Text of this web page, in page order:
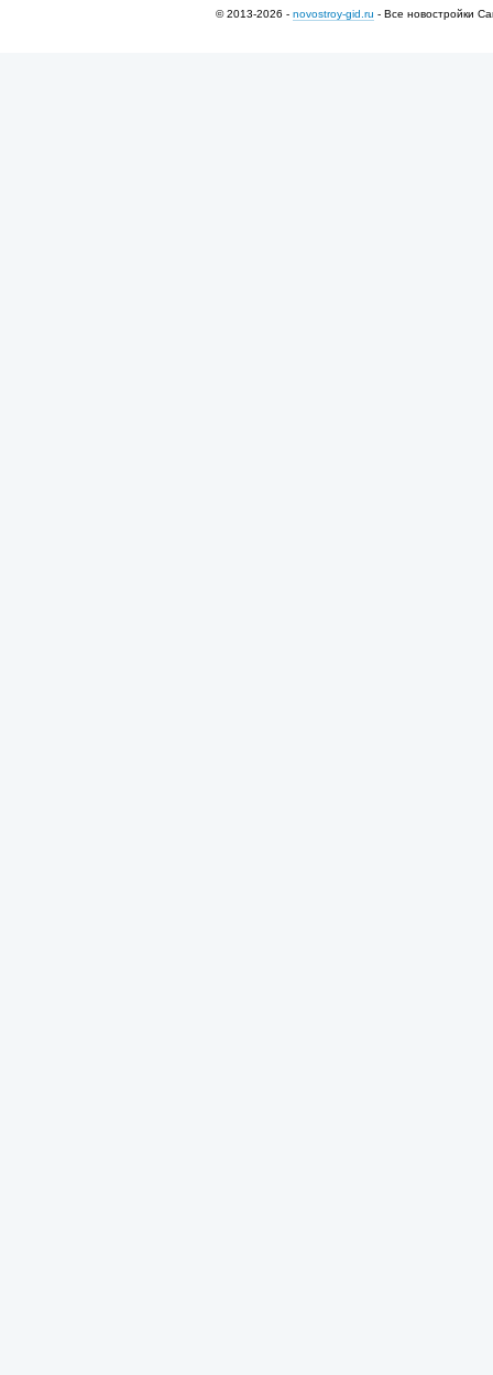
© 2013-2026 - novostroy-gid.ru - Все новостройки